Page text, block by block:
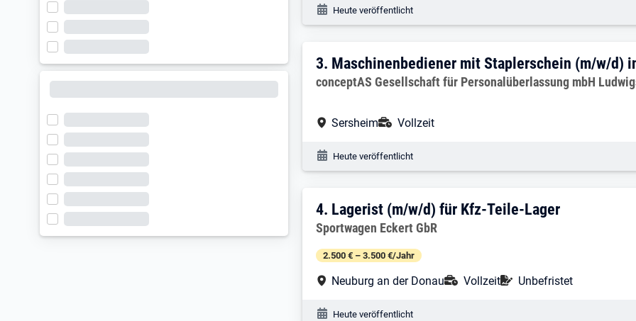
Veröffentlichungsdatum:
Heute veröffentlicht
3. Ergebnis: Maschinenbediener mit
3. Maschinenbediener mit Staplerschein (m/w/d)
Arbeitgeber:
conceptAS Gesellschaft für Personalüberlassung mbH
Arbeitsort:
Sersheim Anstellungsart:
Vollzeit
Veröffentlichungsdatum:
Heute veröffentlicht
4. Ergebnis: Lagerist (m/w/d) für Kfz-
4. Lagerist (m/w/d) für Kfz-Teile-Lager
Arbeitgeber:
Sportwagen Eckert GbR
2.500 € – 3.500 €/Jahr
Arbeitsort:
Neuburg an der Donau Anstellungsart:
Vollzeit Befristung:
Unbefristet
Veröffentlichungsdatum:
Heute veröffentlicht